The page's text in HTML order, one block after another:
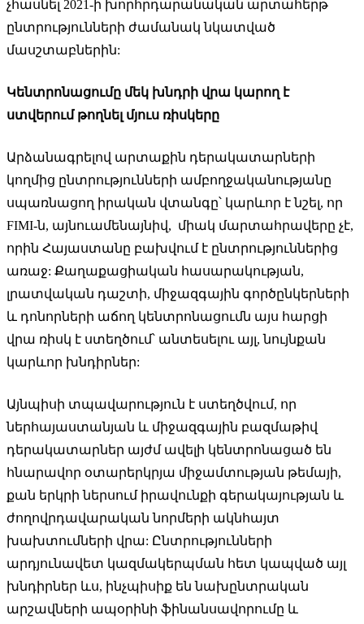
չհասնել 2021-ի խորհրդարանական արտահերթ
ընտրությունների ժամանակ նկատված
մասշտաբներին:
Կենտրոնացումը մեկ խնդրի վրա կարող է
ստվերում թողնել մյուս ռիսկերը
Արձանագրելով արտաքին դերակատարների
կողմից ընտրությունների ամբողջականությանը
սպառնացող իրական վտանգը՝ կարևոր է նշել, որ
FIMI-ն, այնուամենայնիվ, միակ մարտահրավերը չէ,
որին Հայաստանը բախվում է ընտրություններից
առաջ: Քաղաքացիական հասարակության,
լրատվական դաշտի, միջազգային գործընկերների
և դոնորների աճող կենտրոնացումն այս հարցի
վրա ռիսկ է ստեղծում՝ անտեսելու այլ, նույնքան
կարևոր խնդիրներ:
Այնպիսի տպավարություն է ստեղծվում, որ
ներհայաստանյան և միջազգային բազմաթիվ
դերակատարներ այժմ ավելի կենտրոնացած են
հնարավոր օտարերկրյա միջամտության թեմայի,
քան երկրի ներսում իրավունքի գերակայության և
ժողովրդավարական նորմերի ակնհայտ
խախտումների վրա: Ընտրությունների
արդյունավետ կազմակերպման հետ կապված այլ
խնդիրներ ևս, ինչպիսիք են նախընտրական
արշավների ապօրինի ֆինանսավորումը և